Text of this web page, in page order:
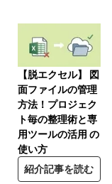
【脱エクセル】 図
面ファイルの管理
方法！プロジェク
ト毎の整理術と専
用ツールの活用 の
使い方
紹介記事を読む